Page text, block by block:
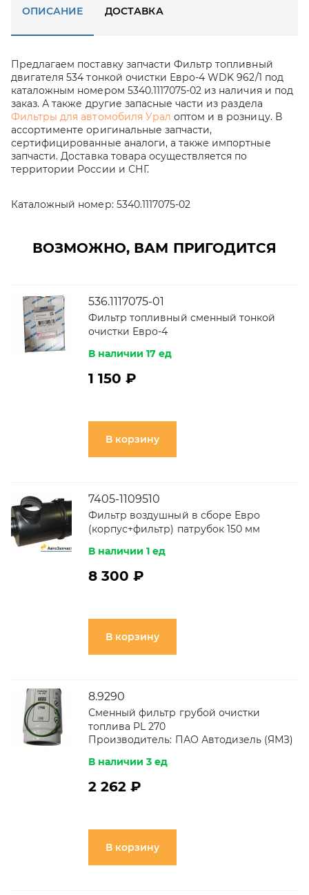
ОПИСАНИЕ ДОСТАВКА
Предлагаем поставку запчасти Фильтр топливный
двигателя 534 тонкой очистки Евро-4 WDK 962/1 под
каталожным номером 5340.1117075-02 из наличия и под
заказ. А также другие запасные части из раздела
Фильтры для автомобиля Урал оптом и в розницу. В
ассортименте оригинальные запчасти,
сертифицированные аналоги, а также импортные
запчасти. Доставка товара осуществляется по
территории России и СНГ.
Каталожный номер: 5340.1117075-02
ВОЗМОЖНО, ВАМ ПРИГОДИТСЯ
536.1117075-01
Фильтр топливный сменный тонкой
очистки Евро-4
В наличии 17 ед
1 150 ₽
В корзину
7405-1109510
Фильтр воздушный в сборе Евро
(корпус+фильтр) патрубок 150 мм
В наличии 1 ед
8 300 ₽
В корзину
8.9290
Сменный фильтр грубой очистки
топлива PL 270
Производитель: ПАО Автодизель (ЯМЗ)
В наличии 3 ед
2 262 ₽
В корзину